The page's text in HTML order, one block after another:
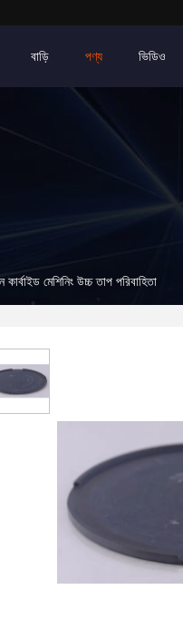
বাড়ি পণ্য ভিডিও
মেশিনিং উচ্চ তাপ পরিবাহিতা